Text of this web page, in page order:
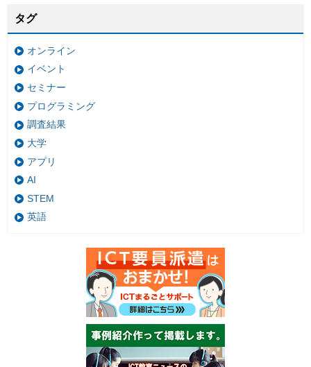
タグ
オンライン
イベント
セミナー
プログラミング
調査結果
大学
アプリ
AI
STEM
英語